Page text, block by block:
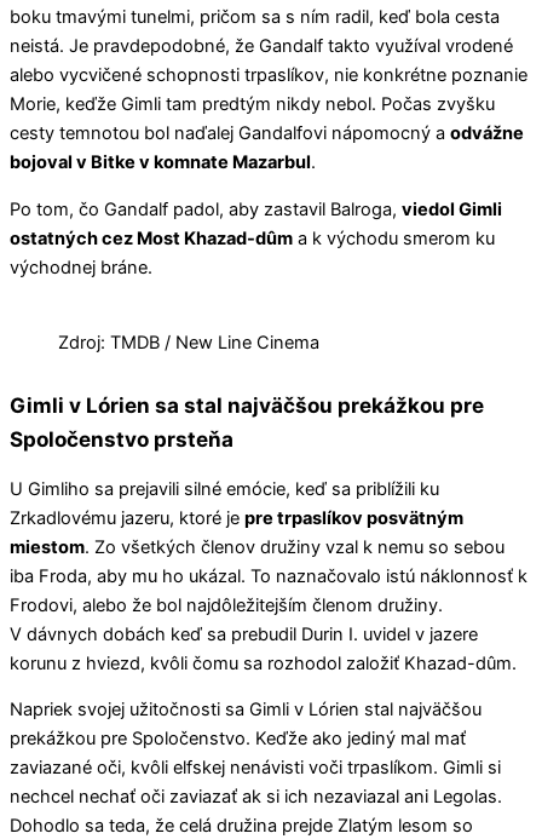
boku tmavými tunelmi, pričom sa s ním radil, keď bola cesta
neistá. Je pravdepodobné, že Gandalf takto využíval vrodené
alebo vycvičené schopnosti trpaslíkov, nie konkrétne poznanie
Morie, keďže Gimli tam predtým nikdy nebol. Počas zvyšku
cesty temnotou bol naďalej Gandalfovi nápomocný a odvážne
bojoval v Bitke v komnate Mazarbul.
Po tom, čo Gandalf padol, aby zastavil Balroga, viedol Gimli
ostatných cez Most Khazad-dûm a k východu smerom ku
východnej bráne.
Zdroj: TMDB / New Line Cinema
Gimli v Lórien sa stal najväčšou prekážkou pre
Spoločenstvo prsteňa
U Gimliho sa prejavili silné emócie, keď sa priblížili ku
Zrkadlovému jazeru, ktoré je pre trpaslíkov posvätným
miestom. Zo všetkých členov družiny vzal k nemu so sebou
iba Froda, aby mu ho ukázal. To naznačovalo istú náklonnosť k
Frodovi, alebo že bol najdôležitejším členom družiny.
V dávnych dobách keď sa prebudil Durin I. uvidel v jazere
korunu z hviezd, kvôli čomu sa rozhodol založiť Khazad-dûm.
Napriek svojej užitočnosti sa Gimli v Lórien stal najväčšou
prekážkou pre Spoločenstvo. Keďže ako jediný mal mať
zaviazané oči, kvôli elfskej nenávisti voči trpaslíkom. Gimli si
nechcel nechať oči zaviazať ak si ich nezaviazal ani Legolas.
Dohodlo sa teda, že celá družina prejde Zlatým lesom so